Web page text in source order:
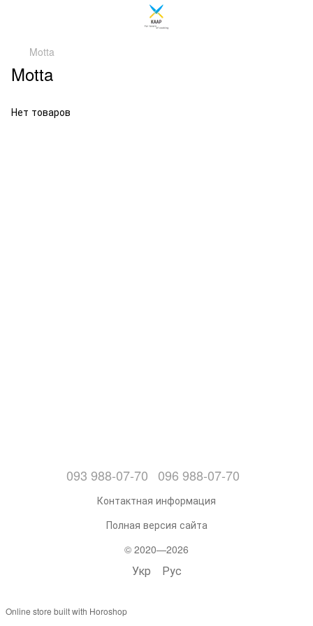
Motta
Motta
Нет товаров
093 988-07-70 096 988-07-70
Контактная информация
Полная версия сайта
© 2020—2026
Укр Рус
Online store built with Horoshop